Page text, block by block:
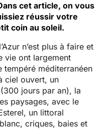
cet article, on vous
réussir votre
coin au soleil.
n’est plus à faire et
vie ont largement
méditerranéen
ciel ouvert, un
jours par an), la
paysages, avec le
un littoral
criques, baies et